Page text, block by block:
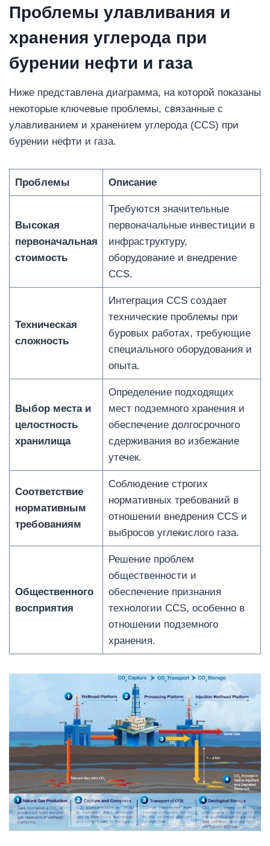
Проблемы улавливания и
хранения углерода при
бурении нефти и газа
Ниже представлена ​​диаграмма, на которой показаны
некоторые ключевые проблемы, связанные с
улавливанием и хранением углерода (CCS) при
бурении нефти и газа.
Проблемы Описание
Высокая
первоначальная
стоимость
Требуются значительные
первоначальные инвестиции в
инфраструктуру,
оборудование и внедрение
CCS.
Техническая
сложность
Интеграция CCS создает
технические проблемы при
буровых работах, требующие
специального оборудования и
опыта.
Выбор места и
целостность
хранилища
Определение подходящих
мест подземного хранения и
обеспечение долгосрочного
сдерживания во избежание
утечек.
Соответствие
нормативным
требованиям
Соблюдение строгих
нормативных требований в
отношении внедрения CCS и
выбросов углекислого газа.
Общественного
восприятия
Решение проблем
общественности и
обеспечение признания
технологии CCS, особенно в
отношении подземного
хранения.